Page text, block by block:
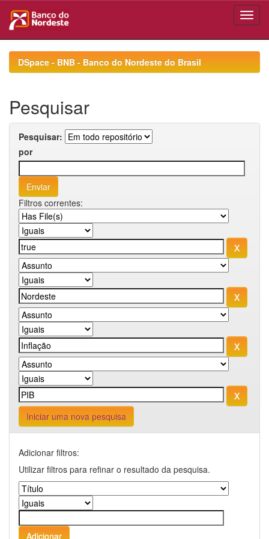
navigationDSpace - BNB - Banco do Nordeste do Brasil
Pesquisar
Pesquisar:
por
Filtros correntes:
Iniciar uma nova pesquisa
Adicionar filtros:
Utilizar filtros para refinar o resultado da pesquisa.